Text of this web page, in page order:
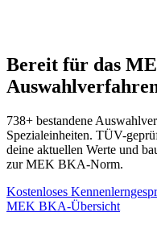
Bereit für das
738+ bestandene
Spezialeinheiten. TÜV-
deine aktuellen Werte und
zurMEK BKA-Norm.
Kostenloses
MEK BKA-Übersicht